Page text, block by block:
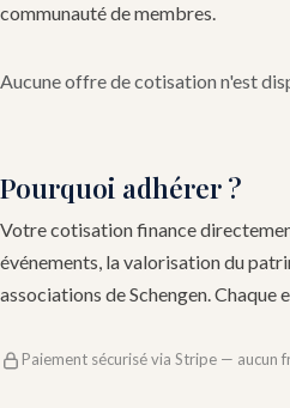
communauté de membres.
Aucune offre de cotisation n'est
Pourquoi adhérer ?
Votre cotisation finance
événements, la valorisation du
associations de Schengen. Chaque
Paiement sécurisé via Stripe — aucun